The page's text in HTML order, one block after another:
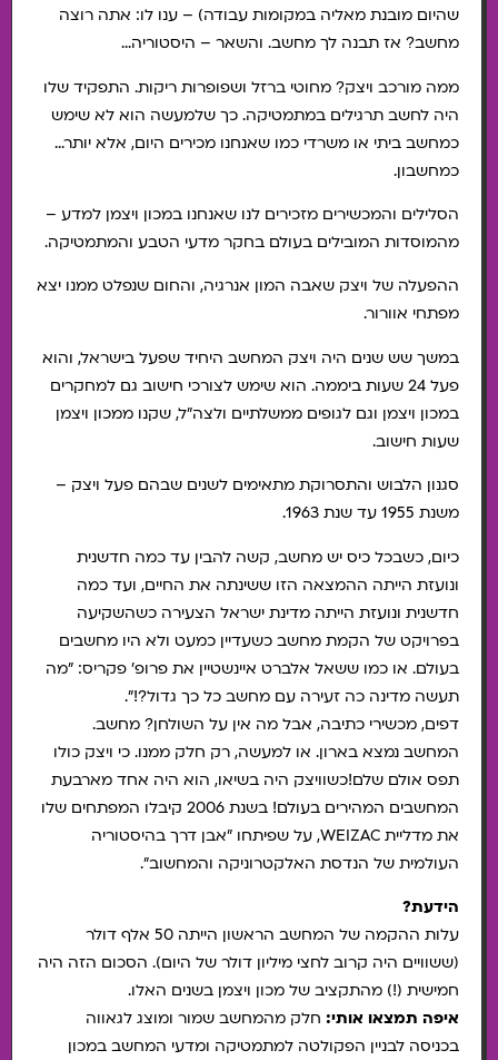
שהיום מובנת מאליה במקומות עבודה) – ענו לו: אתה רוצה
מחשב? אז תבנה לך מחשב. והשאר – היסטוריה…
ממה מורכב ויצק? מחוטי ברזל ושפופרות ריקות. התפקיד שלו
היה לחשב תרגילים במתמטיקה. כך שלמעשה הוא לא שימש
כמחשב ביתי או משרדי כמו שאנחנו מכירים היום, אלא יותר…
כמחשבון.
הסלילים והמכשירים מזכירים לנו שאנחנו במכון ויצמן למדע –
מהמוסדות המובילים בעולם בחקר מדעי הטבע והמתמטיקה.
ההפעלה של ויצק שאבה המון אנרגיה, והחום שנפלט ממנו יצא
מפתחי אוורור.
במשך שש שנים היה ויצק המחשב היחיד שפעל בישראל, והוא
פעל 24 שעות ביממה. הוא שימש לצורכי חישוב גם למחקרים
במכון ויצמן וגם לגופים ממשלתיים ולצה"ל, שקנו ממכון ויצמן
שעות חישוב.
סגנון הלבוש והתסרוקת מתאימים לשנים שבהם פעל ויצק –
משנת 1955 עד שנת 1963.
כיום, כשבכל כיס יש מחשב, קשה להבין עד כמה חדשנית
ונועזת הייתה ההמצאה הזו ששינתה את החיים, ועד כמה
חדשנית ונועזת הייתה מדינת ישראל הצעירה כשהשקיעה
בפרויקט של הקמת מחשב כשעדיין כמעט ולא היו מחשבים
בעולם. או כמו ששאל אלברט איינשטיין את פרופ' פקריס: "מה
תעשה מדינה כה זעירה עם מחשב כל כך גדול?!".
דפים, מכשירי כתיבה, אבל מה אין על השולחן? מחשב.
המחשב נמצא בארון. או למעשה, רק חלק ממנו. כי ויצק כולו
תפס אולם שלם!כשוויצק היה בשיאו, הוא היה אחד מארבעת
המחשבים המהירים בעולם! בשנת 2006 קיבלו המפתחים שלו
את מדליית WEIZAC, על שפיתחו "אבן דרך בהיסטוריה
העולמית של הנדסת האלקטרוניקה והמחשוב".
הידעת?
עלות ההקמה של המחשב הראשון הייתה 50 אלף דולר
(ששוויים היה קרוב לחצי מיליון דולר של היום). הסכום הזה היה
חמישית (!) מהתקציב של מכון ויצמן בשנים האלו.
איפה תמצאו אותי: חלק מהמחשב שמור ומוצג לגאווה
בכניסה לבניין הפקולטה למתמטיקה ומדעי המחשב במכון